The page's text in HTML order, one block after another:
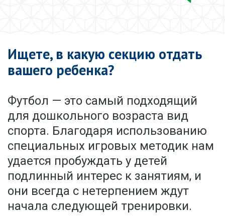
Ищете, в какую секцию отдать
вашего ребенка?
Футбол — это самый подходящий
для дошкольного возраста вид
спорта. Благодаря использованию
специальных игровых методик нам
удается пробуждать у детей
подлинный интерес к занятиям, и
они всегда с нетерпением ждут
начала следующей тренировки.